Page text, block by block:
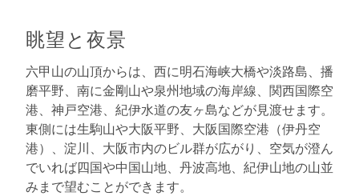
眺望と夜景
六甲山の山頂からは、西に明石海峡大橋や淡路島、播
磨平野、南に金剛山や泉州地域の海岸線、関西国際空
港、神戸空港、紀伊水道の友ヶ島などが見渡せます。
東側には生駒山や大阪平野、大阪国際空港（伊丹空
港）、淀川、大阪市内のビル群が広がり、空気が澄ん
でいれば四国や中国山地、丹波高地、紀伊山地の山並
みまで望むことができます。